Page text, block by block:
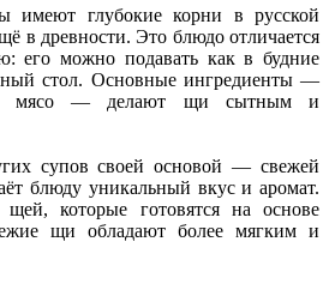
имеют глубокие корни в русской
в древности. Это блюдо отличается
его можно подавать как в будние
стол. Основные ингредиенты —
и мясо — делают щи сытным и
супов своей основой — свежей
блюду уникальный вкус и аромат.
которые готовятся на основе
щи обладают более мягким и